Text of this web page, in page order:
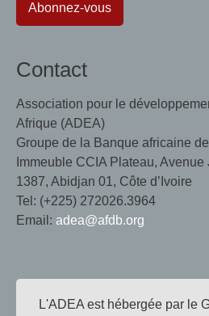
Abonnez-vous
Contact
Association pour le
Afrique (ADEA)
Groupe de la Banque africaine
Immeuble CCIA Plateau,
1387, Abidjan 01, Côte d’Ivoire
Tel: (+225) 272026.3964
Email: adea@afdb.org
L'ADEA est hébergée par le